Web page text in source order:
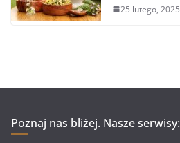
25 lutego, 2025
Poznaj nas bliżej. Nasze serwisy: